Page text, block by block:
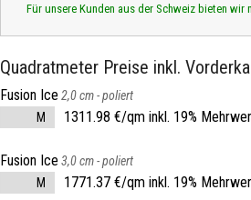
Für unsere Kunden aus der Schweiz bieten wir
Quadratmeter Preise inkl.
Fusion Ice 2,0 cm -poliert
M
1311.98 €/qm inkl. 19%
Fusion Ice 3,0 cm -poliert
M
1771.37 €/qm inkl. 19%